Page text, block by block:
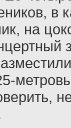
в
на